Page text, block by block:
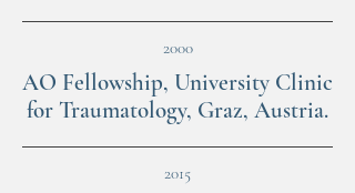
2000
AO Fellowship, University Clinic
for Traumatology, Graz, Austria.
2015